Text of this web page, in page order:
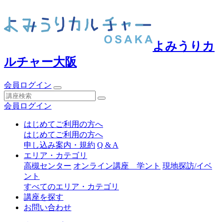
よみうりカ
ルチャー大阪
会員ログイン
会員ログイン
はじめてご利用の方へ
はじめてご利用の方へ
申し込み案内・規約 Q & A
エリア・カテゴリ
高槻センター オンライン講座 学ント 現地探訪/イベ
ント
すべてのエリア・カテゴリ
講座を探す
お問い合わせ